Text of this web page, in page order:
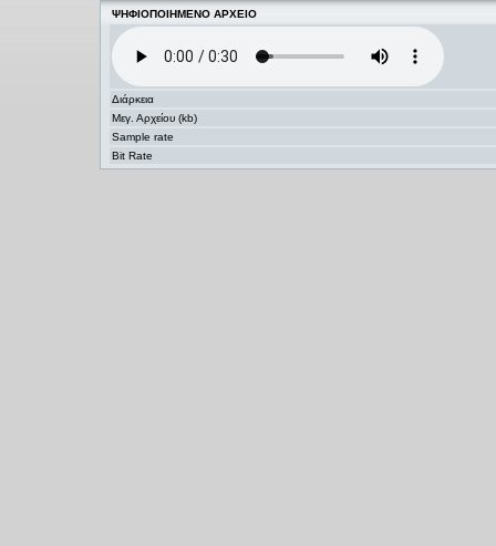
ΨΗΦΙΟΠΟΙΗΜΕΝΟ ΑΡΧΕΙΟ
Διάρκεια
Μεγ. Αρχείου (kb)
Sample rate
Bit Rate